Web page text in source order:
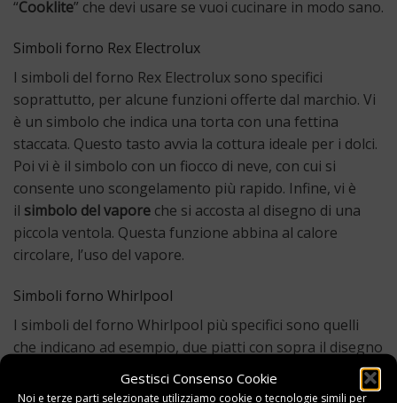
Gestisci Consenso Cookie
Noi e terze parti selezionate utilizziamo cookie o tecnologie simili per
“Cooklite” che devi usare se vuoi cucinare in modo sano.
Simboli forno Rex Electrolux
I simboli del forno Rex Electrolux sono specifici
soprattutto, per alcune funzioni offerte dal marchio. Vi
è un simbolo che indica una torta con una fettina
staccata. Questo tasto avvia la cottura ideale per i dolci.
Poi vi è il simbolo con un fiocco di neve, con cui si
consente uno scongelamento più rapido. Infine, vi è
il simbolo del vapore che si accosta al disegno di una
piccola ventola. Questa funzione abbina al calore
circolare, l’uso del vapore.
Simboli forno Whirlpool
I simboli del forno Whirlpool più specifici sono quelli
che indicano ad esempio, due piatti con sopra il disegno
di una ventola. Questo simbolo sta a indicare la cottura
che avviene su più ripiani contemporaneamente. Vi